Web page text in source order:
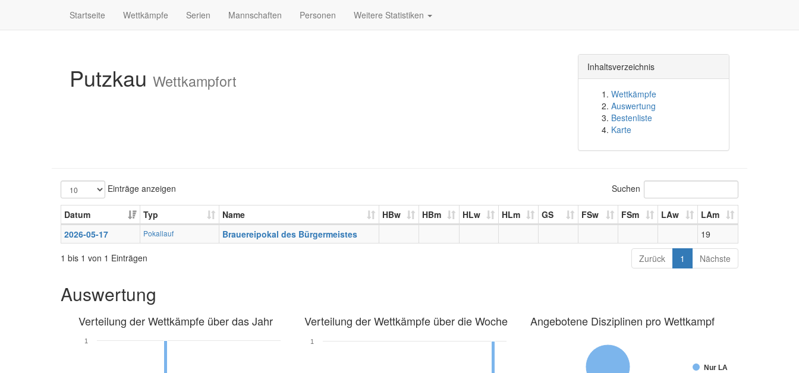
Startseite Wettkämpfe Serien Mannschaften Personen Weitere Statistiken
Putzkau Wettkampfort
Inhaltsverzeichnis
Wettkämpfe
Auswertung
Bestenliste
Karte
Einträge anzeigen Suchen
Datum Typ Name HBw HBm HLw HLm GS FSw FSm LAw
LAm
2026-05-17
Pokallauf Brauereipokal des Bürgermeistes
19
1 bis 1 von 1 Einträgen
Zurück 1 Nächste
Auswertung
Verteilung der Wettkämpfe über das Jahr
1
Verteilung der Wettkämpfe über die Woche
1
Angebotene Disziplinen pro Wettkampf
Nur LA